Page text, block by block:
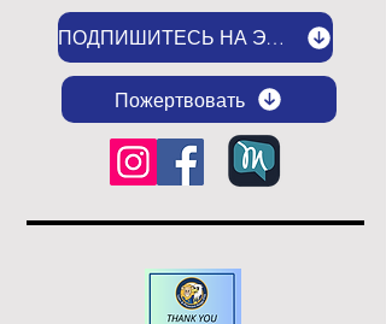
ПОДПИШИТЕСЬ НА ЭЛЕКТРОННУЮ РАССЫЛКУ
Пожертвовать